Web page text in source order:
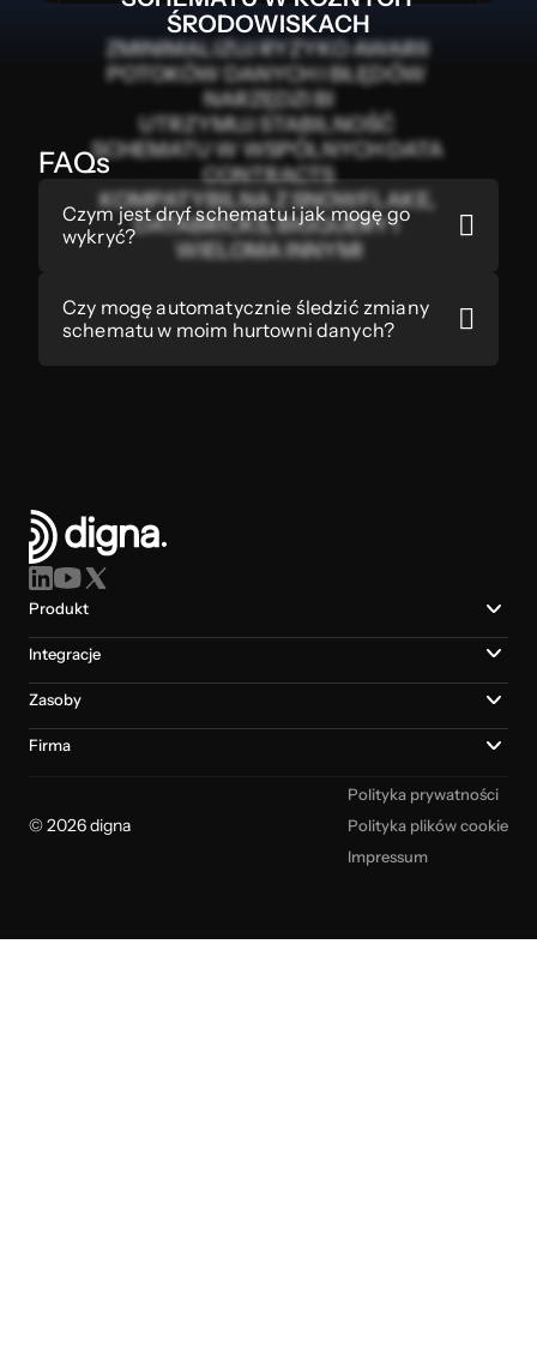
ŚRODOWISKACH
ZMINIMALIZUJ RYZYKO AWARII
POTOKÓW DANYCH I BŁĘDÓW
NARZĘDZI BI
UTRZYMUJ STABILNOŚĆ
SCHEMATU W WSPÓLNYCH DATA
CONTRACTS
KOMPATYBILNA Z SNOWFLAKE,
DATABRICKS, BIGQUERY I
WIELOMA INNYMI
FAQs
Czym jest dryf schematu i jak mogę go
wykryć?

Czy mogę automatycznie śledzić zmiany
schematu w moim hurtowni danych?

Produkt
Integracje
Zasoby
Firma
© 2026 digna
Polityka prywatności
Polityka plików cookie
Impressum